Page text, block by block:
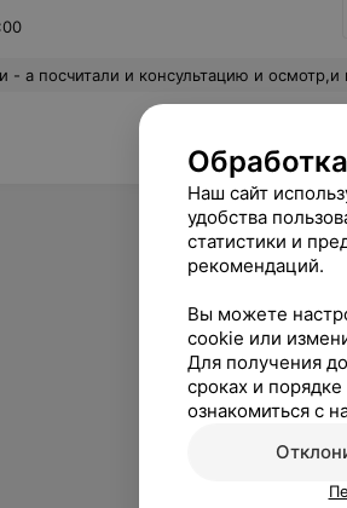
этом никто не предупредил об оплате этих услуг.Сумму озвучили в конце приема.Не кому не
Наш сайт
удобства
статистики и
рекомендаций.
Вы можете
cookie или
Для получения
сроках и
ознакомиться с